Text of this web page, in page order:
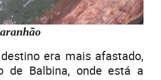
era mais afastado,
de Balbina, onde está a